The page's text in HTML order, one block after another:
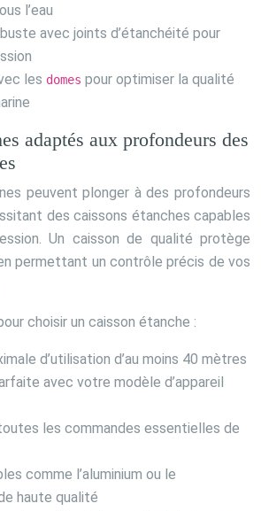
l’eau
avec joints d’étanchéité pour
les domes pour optimiser la qualité
adaptés aux profondeurs des
peuvent plonger à des profondeurs
des caissons étanches capables
Un caisson de qualité protège
permettant un contrôle précis de vos
choisir un caisson étanche :
d’utilisation d’au moins 40 mètres
avec votre modèle d’appareil
les commandes essentielles de
comme l’aluminium ou le
haute qualité